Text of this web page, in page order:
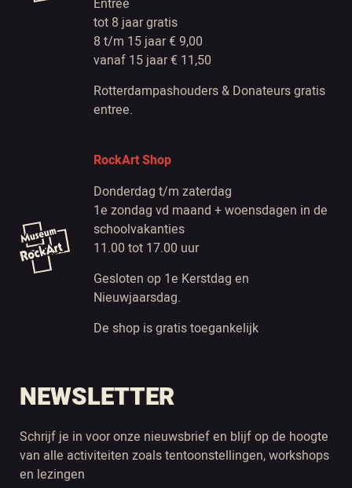
tot 8 jaar gratis
8 t/m 15 jaar € 9,00
vanaf 15 jaar € 11,50
Rotterdampashouders & Donateurs gratis
entree.
RockArt Shop
Donderdag t/m zaterdag
1e zondag vd maand + woensdagen in de
schoolvakanties
11.00 tot 17.00 uur
Gesloten op 1e Kerstdag en
Nieuwjaarsdag.
De shop is gratis toegankelijk
NEWSLETTER
Schrijf je in voor onze nieuwsbrief en blijf op de hoogte
van alle activiteiten zoals tentoonstellingen, workshops
en lezingen